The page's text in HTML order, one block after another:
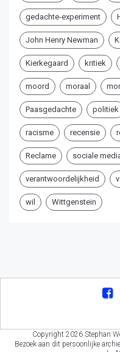
gedachte-experiment
John Henry Newman
Kierkegaard kritiek
moord moraal
Paasgedachte politiek
racisme recensie
Reclame sociale
verantwoordelijkheid
wil Wittgenstein
Copyright 2026 Stephan
Bezoek aan dit persoonlijke